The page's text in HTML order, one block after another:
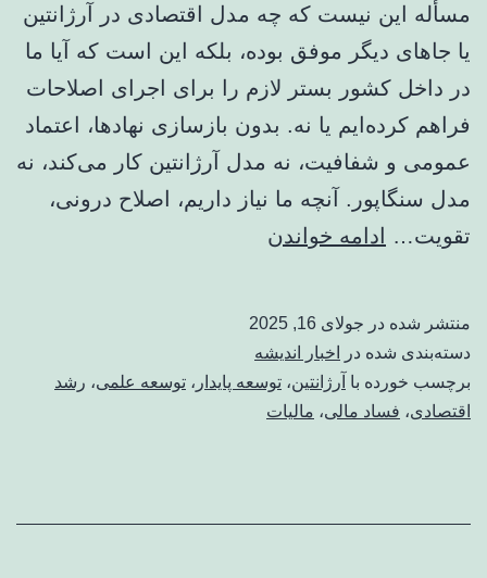
مسأله این نیست که چه مدل اقتصادی در آرژانتین
یا جاهای دیگر موفق بوده، بلکه این است که آیا ما
در داخل کشور بستر لازم را برای اجرای اصلاحات
فراهم کرده‌ایم یا نه. بدون بازسازی نهادها، اعتماد
عمومی و شفافیت، نه مدل آرژانتین کار می‌کند، نه
مدل سنگاپور. آنچه ما نیاز داریم، اصلاح درونی،
تقویت… ادامه خواندن
یابد
اما
نمی
منتشر شده در جولای 16, 2025
دسته‌بندی شده در
اخبار اندیشه
برچسب خورده با آرژانتین، توسعه پایدار ، توسعه علمی، رشد
اقتصادی، فساد مالی، مالیات